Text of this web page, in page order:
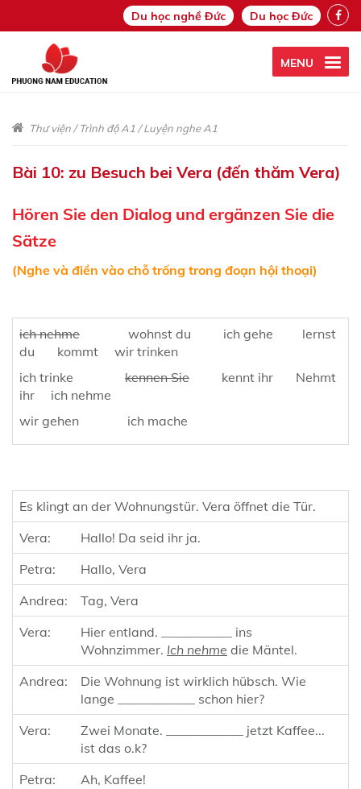
Du học nghề Đức Du học Đức
MENU
Thư viện/Trình độ A1 /Luyện nghe A1
Bài 10: zu Besuch bei Vera (đến thăm Vera)
Hören Sie den Dialog und ergänzen Sie die
Sätze
(Nghe và điền vào chỗ trống trong đoạn hội thoại)
ich nehme wohnst du ich gehe lernst
du kommt wir trinken
ich trinke kennen Sie kennt ihr Nehmt
ihr ich nehme
wir gehen ich mache
Es klingt an der Wohnungstür. Vera öffnet die Tür.
Vera:
Hallo! Da seid ihr ja.
Petra:
Hallo, Vera
Andrea:
Tag, Vera
Vera:
Hier entland. ___________ ins
Wohnzimmer. Ich nehme die Mäntel.
Andrea:
Die Wohnung ist wirklich hübsch. Wie
lange ____________ schon hier?
Vera:
Zwei Monate. ____________ jetzt Kaffee...
ist das o.k?
Petra:
Ah, Kaffee!